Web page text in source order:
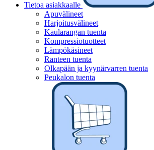
Tietoa asiakkaalle
Apuvälineet
Harjoitusvälineet
Kaularangan tuenta
Kompressiotuotteet
Lämpökäsineet
Ranteen tuenta
Olkapään ja kyynärvarren tuenta
Peukalon tuenta